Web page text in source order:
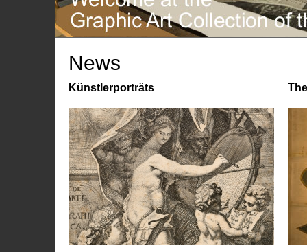
News
Künstlerporträts